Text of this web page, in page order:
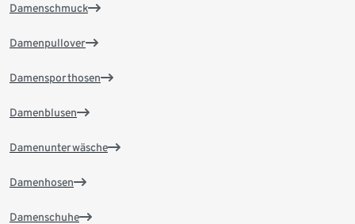
Damenschmuck
Damenpullover
Damensporthosen
Damenblusen
Damenunterwäsche
Damenhosen
Damenschuhe